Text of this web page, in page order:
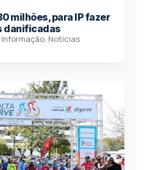
milhões, para IP fazer
danificadas
Informação, Notícias